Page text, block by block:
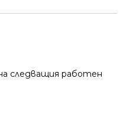
следващия работен